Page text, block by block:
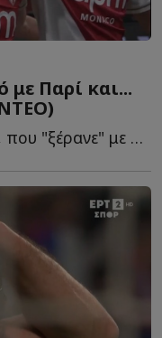
Παρί και...
Τεράστια νίκη για τη Μονακό, που "ξέρανε" με 3-1 την Πρωταθλήτρια Ε...